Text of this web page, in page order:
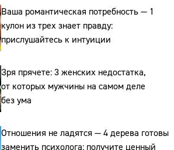
Ваша романтическая потребность — 1
кулон из трех знает правду:
прислушайтесь к интуиции
Зря прячете: 3 женских недостатка,
от которых мужчины на самом деле
без ума
Отношения не ладятся — 4 дерева готовы
заменить психолога: получите ценный